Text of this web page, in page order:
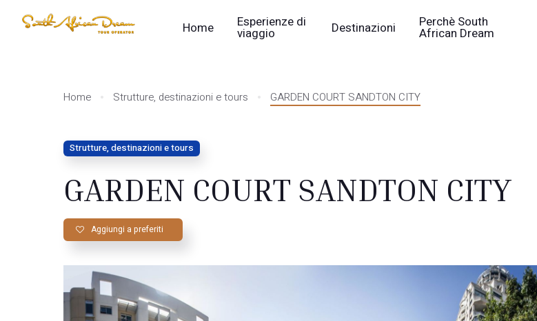
Home Esperienze di
viaggio Destinazioni Perchè South
African Dream
Home Strutture, destinazioni e tours GARDEN COURT SANDTON CITY
Strutture, destinazioni e tours
GARDEN COURT SANDTON CITY
Aggiungi a preferiti